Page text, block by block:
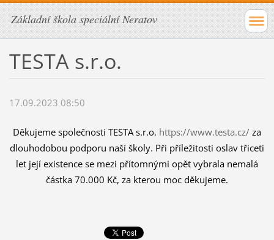
Základní škola speciální Neratov
TESTA s.r.o.
17.09.2023 08:50
Děkujeme společnosti TESTA s.r.o. https://www.testa.cz/ za
dlouhodobou podporu naší školy. Při příležitosti oslav třiceti
let její existence se mezi přítomnými opět vybrala nemalá
částka 70.000 Kč, za kterou moc děkujeme.